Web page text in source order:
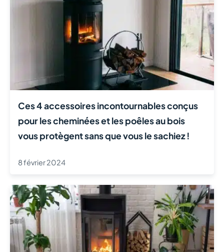
Ces 4 accessoires incontournables conçus
pour les cheminées et les poêles au bois
vous protègent sans que vous le sachiez !
8 février 2024